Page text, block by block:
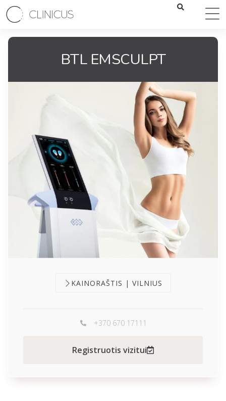
BTL EMSCULPT
KAINORAŠTIS | VILNIUS
+370 670 17111
Registruotis vizitui